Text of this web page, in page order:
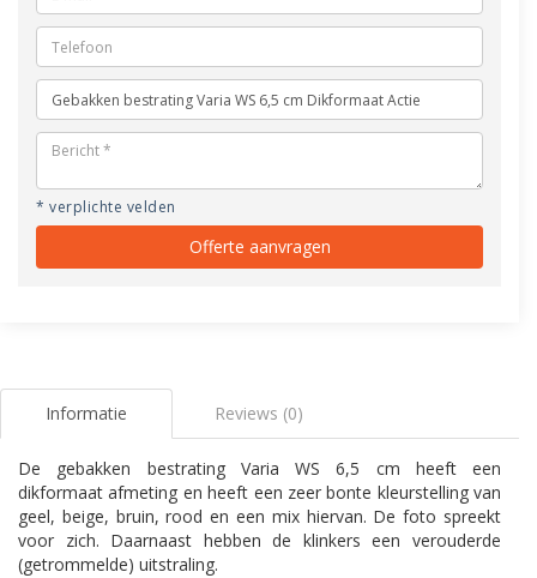
* verplichte velden
Offerte aanvragen
Informatie Reviews (0)
De gebakken bestrating Varia WS 6,5 cm heeft een
dikformaat afmeting en heeft een zeer bonte kleurstelling van
geel, beige, bruin, rood en een mix hiervan. De foto spreekt
voor zich. Daarnaast hebben de klinkers een verouderde
(getrommelde) uitstraling.